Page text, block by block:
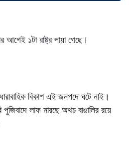
আগেই ১টা রাষ্ট্র পায়া গেছে।
বিকাশ এই জনপদে ঘটে নাই।
লাফ মারছে অথচ বাঙালির রয়ে